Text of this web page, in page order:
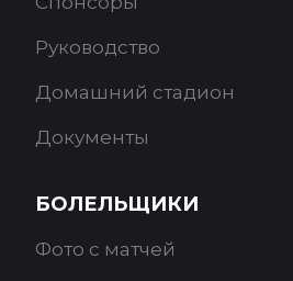
Руководство
Домашний стадион
Документы
БОЛЕЛЬЩИКИ
Фото с матчей